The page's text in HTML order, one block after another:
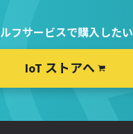
フサービスで購入したい
IoT ストアへ